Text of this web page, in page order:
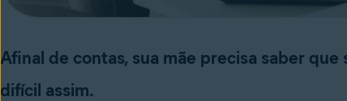
Afinal de contas, sua mãe precisa saber
difícil assim.